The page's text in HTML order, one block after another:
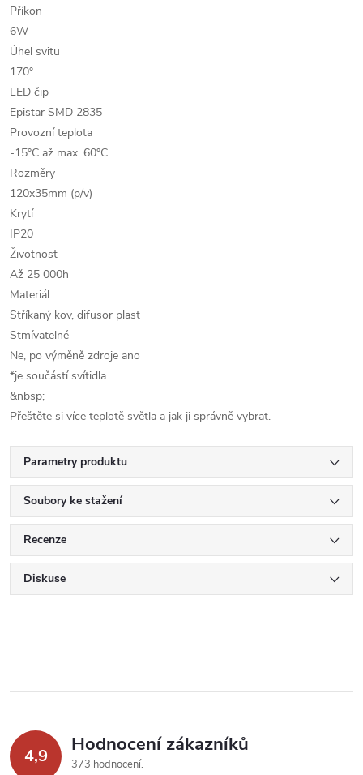
Příkon
6W
Úhel svitu
170°
LED čip
Epistar SMD 2835
Provozní teplota
-15°C až max. 60°C
Rozměry
120x35mm (p/v)
Krytí
IP20
Životnost
Až 25 000h
Materiál
Stříkaný kov, difusor plast
Stmívatelné
Ne, po výměně zdroje ano
*je součástí svítidla
&nbsp;
Přeštěte si více teplotě světla a jak ji správně vybrat.
Parametry produktu
Soubory ke stažení
Recenze
Diskuse
4,9 Hodnocení zákazníků
373 hodnocení